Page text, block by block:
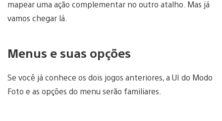
mapear uma ação complementar no outro atalho. Mas já
vamos chegar lá.
Menus e suas opções
Se você já conhece os dois jogos anteriores, a UI do Modo
Foto e as opções do menu serão familiares.